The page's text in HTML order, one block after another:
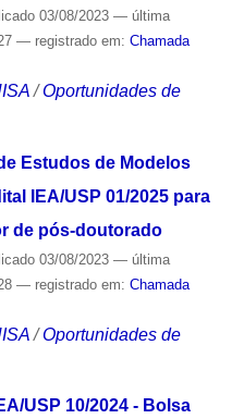
03/08/2023 — última
— registrado em: Chamada
/Oportunidades de
Estudos de Modelos
IEA/USP 01/2025 para
de pós-doutorado
03/08/2023 — última
— registrado em: Chamada
/Oportunidades de
USP 10/2024 - Bolsa